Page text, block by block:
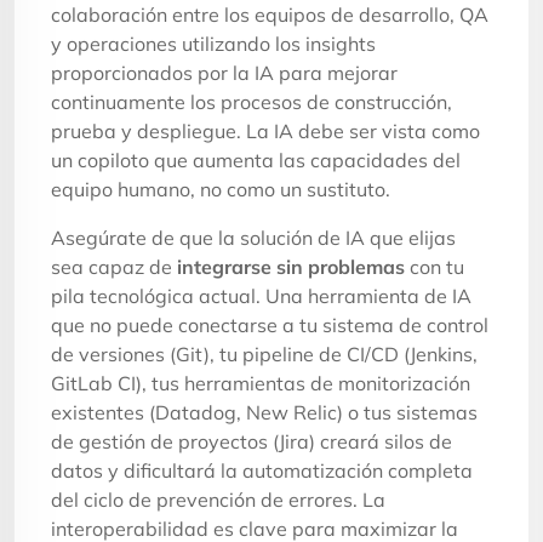
colaboración entre los equipos de desarrollo, QA
y operaciones utilizando los insights
proporcionados por la IA para mejorar
continuamente los procesos de construcción,
prueba y despliegue. La IA debe ser vista como
un copiloto que aumenta las capacidades del
equipo humano, no como un sustituto.
Asegúrate de que la solución de IA que elijas
sea capaz de integrarse sin problemas con tu
pila tecnológica actual. Una herramienta de IA
que no puede conectarse a tu sistema de control
de versiones (Git), tu pipeline de CI/CD (Jenkins,
GitLab CI), tus herramientas de monitorización
existentes (Datadog, New Relic) o tus sistemas
de gestión de proyectos (Jira) creará silos de
datos y dificultará la automatización completa
del ciclo de prevención de errores. La
interoperabilidad es clave para maximizar la